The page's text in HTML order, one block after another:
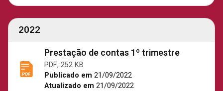
2022
Prestação de contas 1º trimestre
PDF, 252 KB
Publicado em 21/09/2022
Atualizado em 21/09/2022